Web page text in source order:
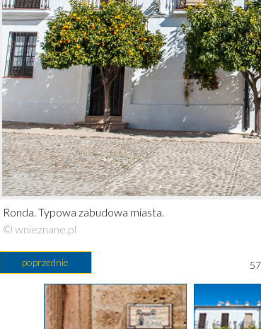
Ronda. Typowa zabudowa miasta.
© wnieznane.pl
poprzednie